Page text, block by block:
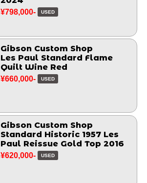
¥798,000- USED
Gibson Custom Shop
Les Paul Standard Flame
Quilt Wine Red
¥660,000- USED
Gibson Custom Shop
Standard Historic 1957 Les
Paul Reissue Gold Top 2016
¥620,000- USED